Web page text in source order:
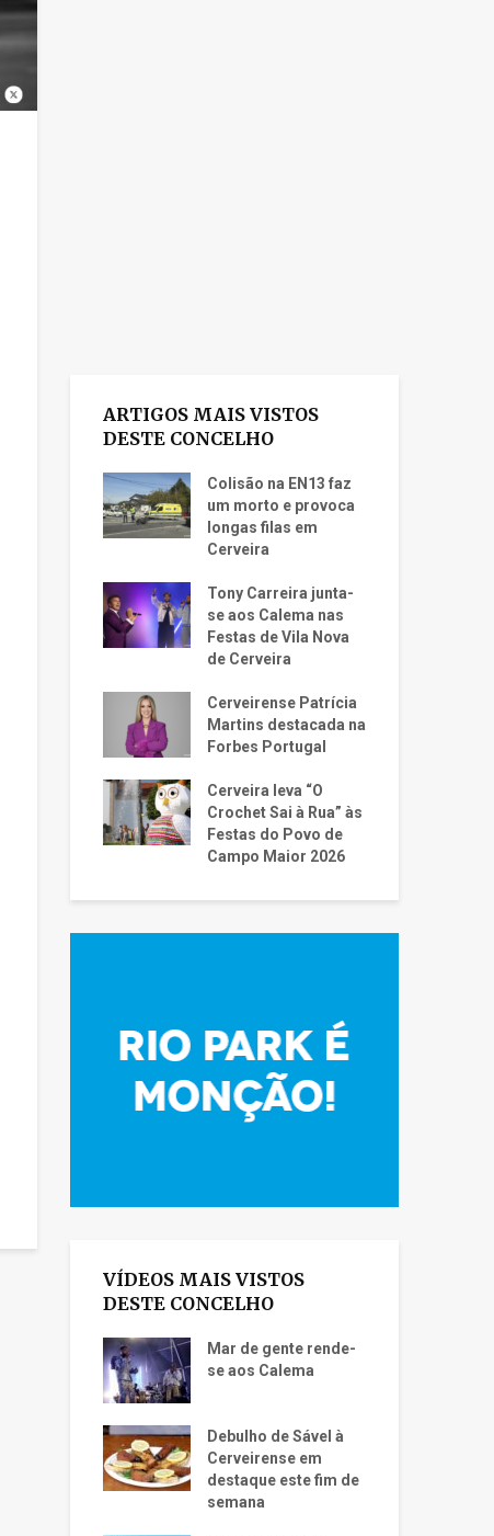
ARTIGOS MAIS VISTOS
DESTE CONCELHO
Colisão na EN13 faz
um morto e provoca
longas filas em
Cerveira
Tony Carreira junta-
se aos Calema nas
Festas de Vila Nova
de Cerveira
Cerveirense Patrícia
Martins destacada na
Forbes Portugal
Cerveira leva “O
Crochet Sai à Rua” às
Festas do Povo de
Campo Maior 2026
VÍDEOS MAIS VISTOS
DESTE CONCELHO
Mar de gente rende-
se aos Calema
Debulho de Sável à
Cerveirense em
destaque este fim de
semana